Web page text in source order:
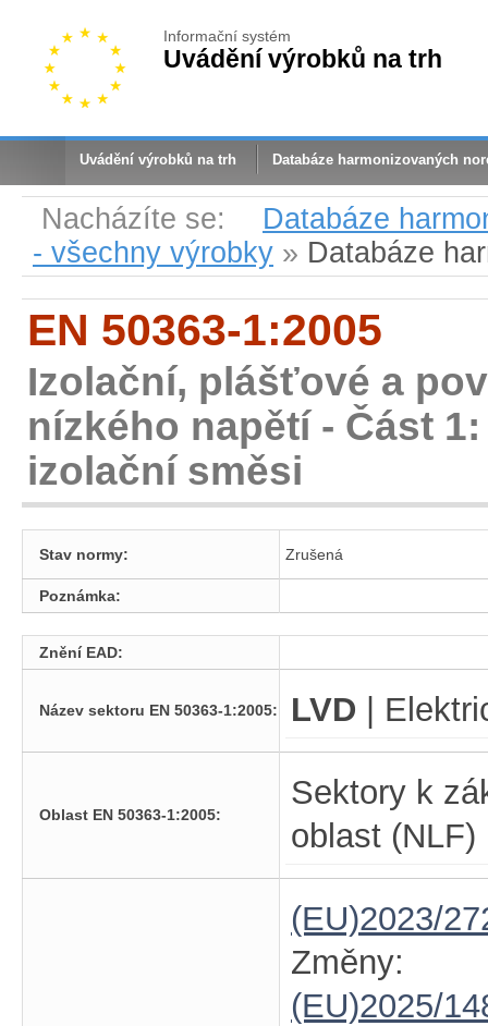
Informační systém
Uvádění výrobků na trh
Uvádění výrobků na trh Databáze harmonizovaných
Nacházíte se:
Databáze
- všechny výrobky » Databáze
EN 50363-1:2005
Izolační, plášťové a
nízkého napětí - Část
izolační směsi
Stav normy: Zrušená
Poznámka:
Znění EAD:
Název sektoru EN 50363-1:2005: LVD |
Oblast EN 50363-1:2005:
Sektory k
oblast (NLF)
(EU)2023/
Změny:
(EU)2025/